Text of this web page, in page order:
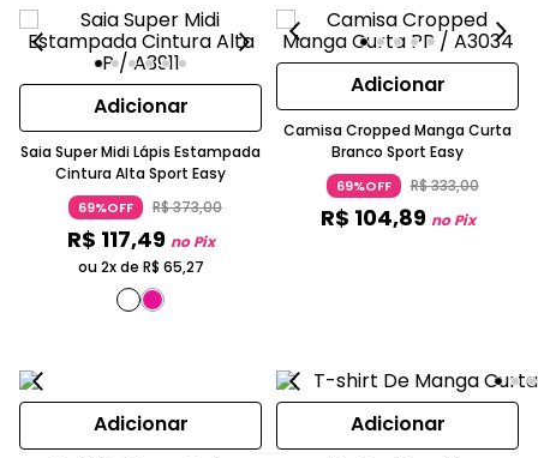
Adicionar
Saia Super Midi Lápis Estampada
Cintura Alta Sport Easy
69%OFF R$373,00
R$ 117,49 no Pix
ou 2x de R$ 65,27
Adicionar
Camisa Cropped Manga Curta
Branco Sport Easy
69%OFF R$333,00
R$ 104,89 no Pix
Adicionar Adicionar